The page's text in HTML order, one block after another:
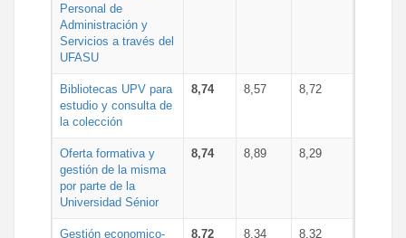
Personal de
Administración y
Servicios a través del
UFASU
Bibliotecas UPV para
estudio y consulta de
la colección
8,74 8,57 8,72
Oferta formativa y
gestión de la misma
por parte de la
Universidad Sénior
8,74 8,89 8,29
Gestión economico- 8,72 8,34 8,32